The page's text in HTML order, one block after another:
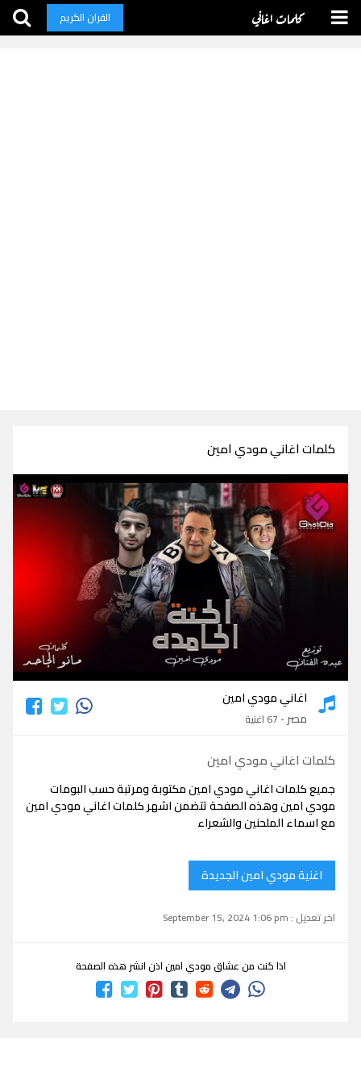
كلمات اغاني القران الكريم
كلمات اغاني مودي امين
كلمات اغاني مودي امين
اغاني مودي امين
مصر- 67 اغنية
كلمات اغاني مودي امين
جميع كلمات اغاني مودي امين مكتوبة ومرتبة حسب البومات
مودي امين وهذه الصفحة تتضمن اشهر كلمات اغاني مودي امين
مع اسماء الملحنين والشعراء
اغنية مودي امين الجديدة
اخر تعديل : September 15, 2024 1:06 pm
اذا كنت من عشاق مودي امين اذن انشر هذه الصفحة